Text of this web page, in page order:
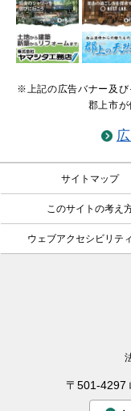
※上記の広告バナー及び
郡上市が
サイトマップ
このサイトの考え
ウェブアクセシビリテ
〒501-4297